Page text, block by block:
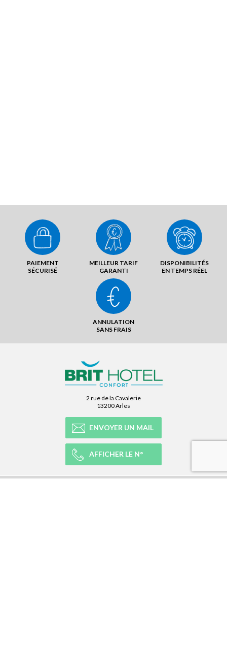
PAIEMENT
SÉCURISÉ
MEILLEUR TARIF
GARANTI
DISPONIBILITÉS
EN TEMPS RÉEL
ANNULATION
SANS FRAIS
2 rue de la Cavalerie
13200 Arles
ENVOYER UN MAIL
AFFICHER LE N°